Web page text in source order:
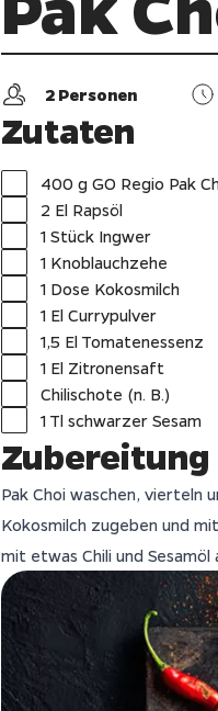
2 Personen
Zutaten
400 g GO Regio Pak
2 El Rapsöl
1 Stück Ingwer
1 Knoblauchzehe
1 Dose Kokosmilch
1 El Currypulver
1,5 El Tomatenessenz
1 El Zitronensaft
Chilischote (n. B.)
1 Tl schwarzer Sesam
Zubereitung
Pak Choi waschen, vierteln
Kokosmilch zugeben und
mit etwas Chili und